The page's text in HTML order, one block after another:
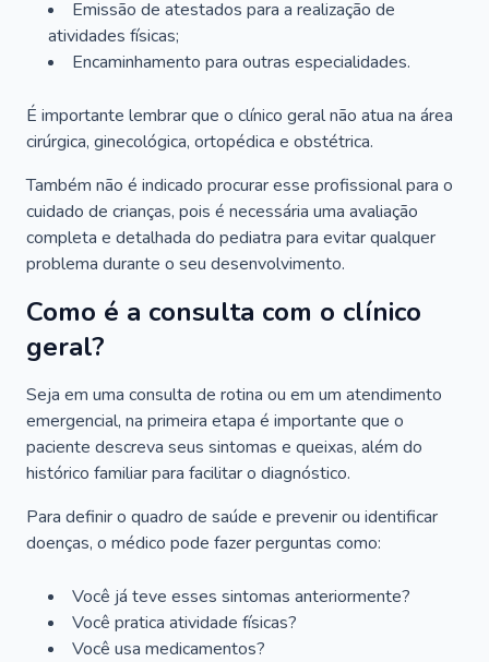
Emissão de atestados para a realização de
atividades físicas;
Encaminhamento para outras especialidades.
É importante lembrar que o clínico geral não atua na área
cirúrgica, ginecológica, ortopédica e obstétrica.
Também não é indicado procurar esse profissional para o
cuidado de crianças, pois é necessária uma avaliação
completa e detalhada do pediatra para evitar qualquer
problema durante o seu desenvolvimento.
Como é a consulta com o clínico
geral?
Seja em uma consulta de rotina ou em um atendimento
emergencial, na primeira etapa é importante que o
paciente descreva seus sintomas e queixas, além do
histórico familiar para facilitar o diagnóstico.
Para definir o quadro de saúde e prevenir ou identificar
doenças, o médico pode fazer perguntas como:
Você já teve esses sintomas anteriormente?
Você pratica atividade físicas?
Você usa medicamentos?